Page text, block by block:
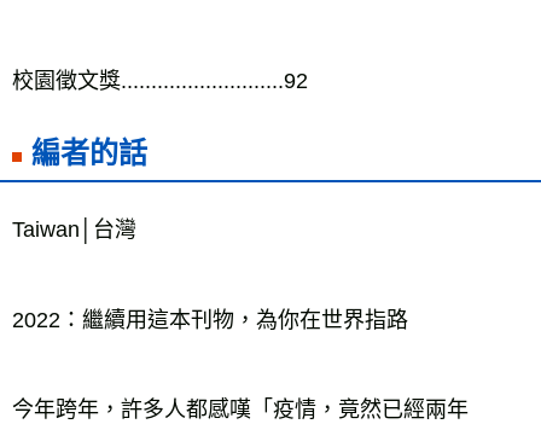
校園徵文獎...........................92
編者的話
Taiwan│台灣
2022：繼續用這本刊物，為你在世界指路
今年跨年，許多人都感嘆「疫情，竟然已經兩年